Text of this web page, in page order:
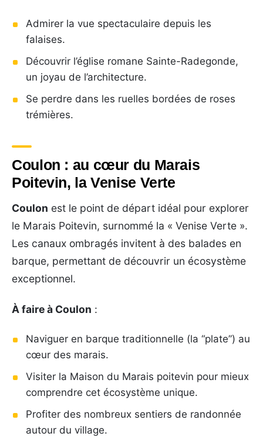
Admirer la vue spectaculaire depuis les
falaises.
Découvrir l’église romane Sainte-Radegonde,
un joyau de l’architecture.
Se perdre dans les ruelles bordées de roses
trémières.
Coulon : au cœur du Marais
Poitevin, la Venise Verte
Coulon est le point de départ idéal pour explorer
le Marais Poitevin, surnommé la « Venise Verte ».
Les canaux ombragés invitent à des balades en
barque, permettant de découvrir un écosystème
exceptionnel.
À faire à Coulon :
Naviguer en barque traditionnelle (la “plate”) au
cœur des marais.
Visiter la Maison du Marais poitevin pour mieux
comprendre cet écosystème unique.
Profiter des nombreux sentiers de randonnée
autour du village.